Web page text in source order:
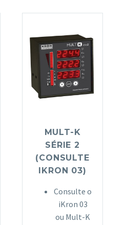
MULT-K
SÉRIE 2
(CONSULTE
IKRON 03)
Consulte o
iKron 03
ou Mult-K